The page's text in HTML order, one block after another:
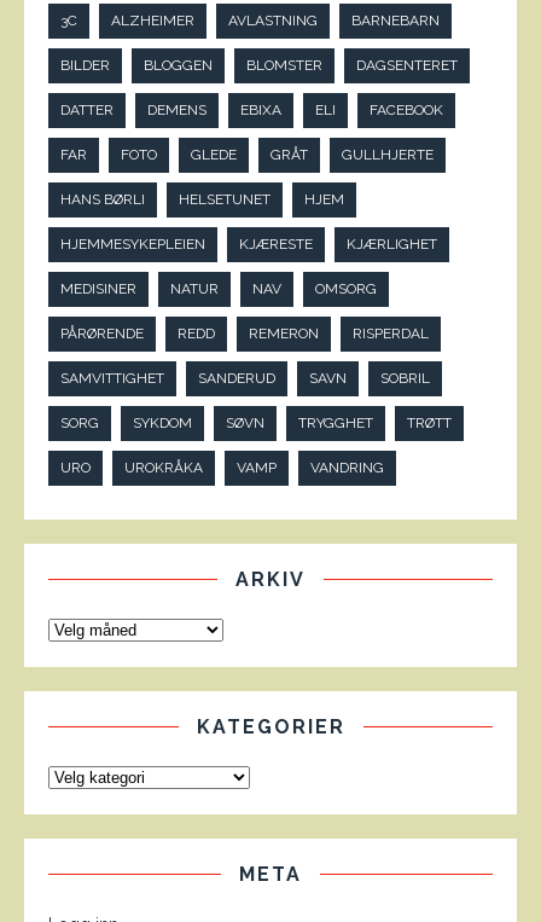
3C ALZHEIMER AVLASTNING BARNEBARN
BILDER BLOGGEN BLOMSTER DAGSENTERET
DATTER DEMENS EBIXA ELI FACEBOOK
FAR FOTO GLEDE GRÅT GULLHJERTE
HANS BØRLI HELSETUNET HJEM
HJEMMESYKEPLEIEN KJÆRESTE KJÆRLIGHET
MEDISINER NATUR NAV OMSORG
PÅRØRENDE REDD REMERON RISPERDAL
SAMVITTIGHET SANDERUD SAVN SOBRIL
SORG SYKDOM SØVN TRYGGHET TRØTT
URO UROKRÅKA VAMP VANDRING
ARKIV
KATEGORIER
META